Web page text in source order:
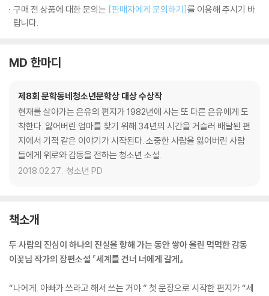
구매 전 상품에 대한 문의는 [판매자에게 문의하기]를 이용해 주시기 바
랍니다.
MD 한마디
제8회 문학동네청소년문학상 대상 수상작
현재를 살아가는 은유의 편지가 1982년에 사는 또 다른 은유에게 도
착한다. 잃어버린 엄마를 찾기 위해 34년의 시간을 거슬러 배달된 편
지에서 기적 같은 이야기가 시작된다. 소중한 사람을 잃어버린 사람
들에게 위로와 감동을 전하는 청소년 소설.
2018.02.27. 청소년 PD
책소개
두 사람의 진심이 하나의 진실을 향해 가는 동안 쌓아 올린 먹먹한 감동
이꽃님 작가의 장편소설 『세계를 건너 너에게 갈게』
“나에게. 아빠가 쓰라고 해서 쓰는 거야.” 첫 문장으로 시작한 편지가 “세